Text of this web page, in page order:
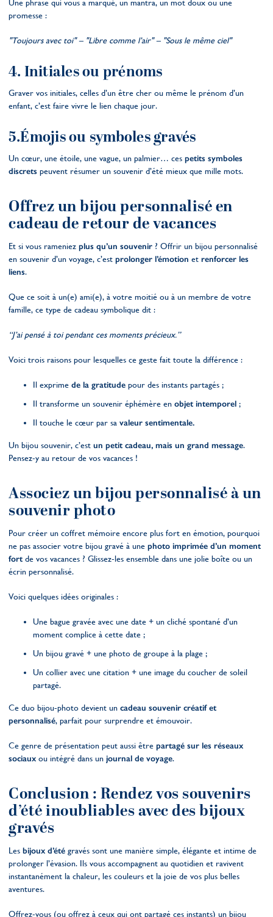
Une phrase qui vous a marqué, un mantra, un mot doux ou une
promesse :
"Toujours avec toi" – "Libre comme l’air" – "Sous le même ciel"
4. Initiales ou prénoms
Graver vos initiales, celles d’un être cher ou même le prénom d’un
enfant, c’est faire vivre le lien chaque jour.
5.Émojis ou symboles gravés
Un cœur, une étoile, une vague, un palmier… ces petits symboles
discrets peuvent résumer un souvenir d’été mieux que mille mots.
Offrez un bijou personnalisé en
cadeau de retour de vacances
Et si vous rameniez plus qu’un souvenir ? Offrir un bijou personnalisé
en souvenir d’un voyage, c’est prolonger l’émotion et renforcer les
liens.
Que ce soit à un(e) ami(e), à votre moitié ou à un membre de votre
famille, ce type de cadeau symbolique dit :
“J’ai pensé à toi pendant ces moments précieux.”
Voici trois raisons pour lesquelles ce geste fait toute la différence :
Il exprime de la gratitude pour des instants partagés ;
Il transforme un souvenir éphémère en objet intemporel ;
Il touche le cœur par sa valeur sentimentale.
Un bijou souvenir, c’est un petit cadeau, mais un grand message.
Pensez-y au retour de vos vacances !
Associez un bijou personnalisé à un
souvenir photo
Pour créer un coffret mémoire encore plus fort en émotion, pourquoi
ne pas associer votre bijou gravé à une photo imprimée d’un moment
fort de vos vacances ? Glissez-les ensemble dans une jolie boîte ou un
écrin personnalisé.
Voici quelques idées originales :
Une bague gravée avec une date + un cliché spontané d’un
moment complice à cette date ;
Un bijou gravé + une photo de groupe à la plage ;
Un collier avec une citation + une image du coucher de soleil
partagé.
Ce duo bijou-photo devient un cadeau souvenir créatif et
personnalisé, parfait pour surprendre et émouvoir.
Ce genre de présentation peut aussi être partagé sur les réseaux
sociaux ou intégré dans un journal de voyage.
Conclusion : Rendez vos souvenirs
d’été inoubliables avec des bijoux
gravés
Les bijoux d’été gravés sont une manière simple, élégante et intime de
prolonger l’évasion. Ils vous accompagnent au quotidien et ravivent
instantanément la chaleur, les couleurs et la joie de vos plus belles
aventures.
Offrez-vous (ou offrez à ceux qui ont partagé ces instants) un bijou